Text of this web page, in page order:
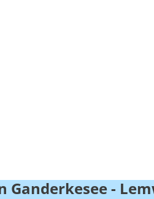
Ganderkesee -